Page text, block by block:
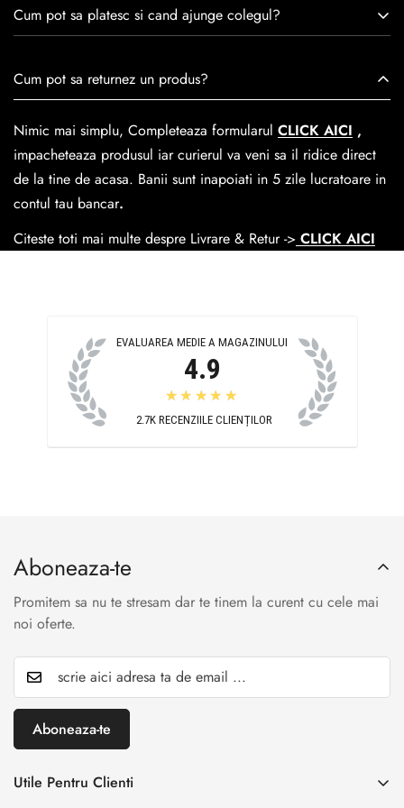
satisfacția clienților.Fiecare pereche de încălțăminte Caspian
este creată cu mândrie de meșteri pricepuți, care aduc la
trecerea timpului.
Cum pot sa platesc si cand ajunge colegul?
medie livrarea dureaza 1-2 zilelucratoare prin
Easybox-ul Emag.
Cosul de livrareeste 15 lei pentru o comanda mai mica de
390 lei si Gratuit pentru o comanda de peste 390 lei.
Cum pot sa returnez un produs?
Nimic mai simplu, Completeaza formularul CLICK AICI ,
impacheteaza produsul iar curierul va veni sa il ridice direct
de la tine de acasa. Banii sunt inapoiati in 5 zile lucratoare in
contul tau bancar.
Citeste toti mai multe despre Livrare & Retur -> CLICK AICI
EVALUAREA MEDIE A MAGAZINULUI
4.9
★★★★★
2.7K RECENZIILE CLIENȚILOR
Aboneaza-te
Promitem sa nu te stresam dar te tinem la curent cu cele mai
noi oferte.
Aboneaza-te
Utile Pentru Clienti